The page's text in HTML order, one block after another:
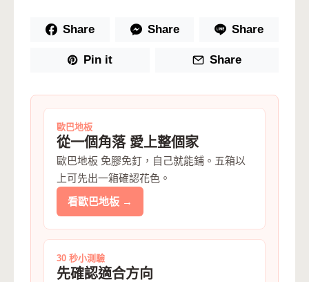
Share Share Share
Pin it Share
歐巴地板
從一個角落 愛上整個家
歐巴地板 免膠免釘，自己就能鋪。五箱以
上可先出一箱確認花色。
看歐巴地板 →
30 秒小測驗
先確認適合方向